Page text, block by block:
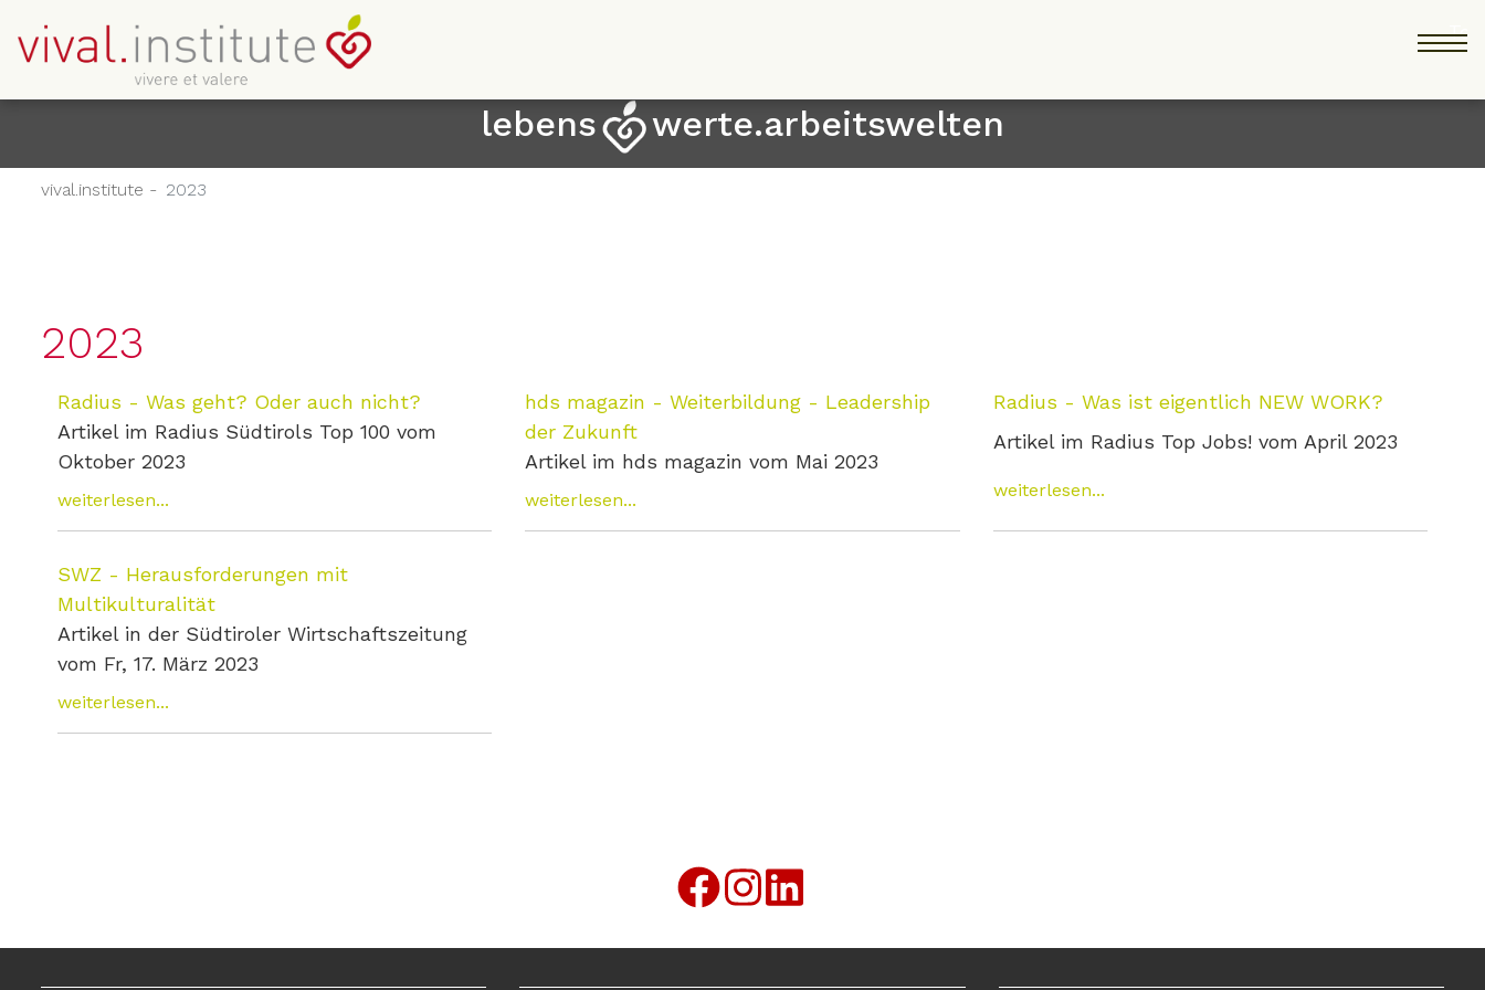
lebens werte.arbeitswelten
vival.institute - 2023
2023
Radius - Was geht? Oder auch nicht?
Artikel im Radius Südtirols Top 100 vom
Oktober 2023
weiterlesen...
hds magazin - Weiterbildung - Leadership
der Zukunft
Artikel im hds magazin vom Mai 2023
weiterlesen...
Radius - Was ist eigentlich NEW WORK?
Artikel im Radius Top Jobs! vom April 2023
weiterlesen...
SWZ - Herausforderungen mit
Multikulturalität
Artikel in der Südtiroler Wirtschaftszeitung
vom Fr, 17. März 2023
weiterlesen...